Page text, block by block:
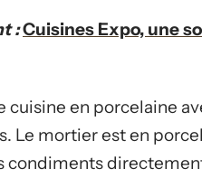
:Cuisines Expo, une
cuisine en porcelaine
Le mortier est en
condiments